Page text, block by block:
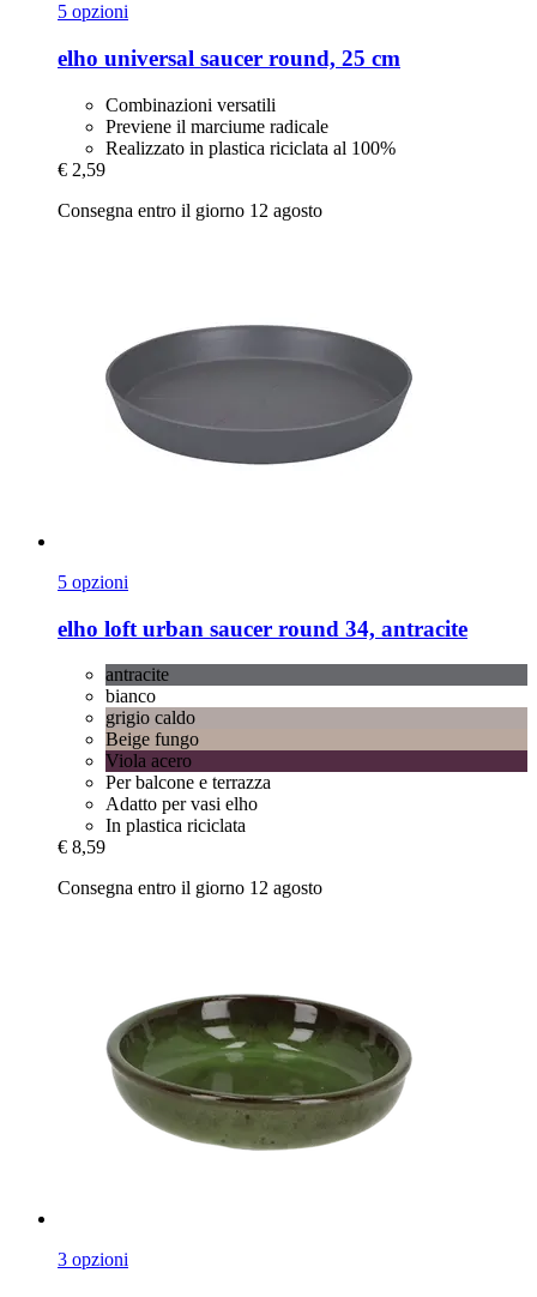
5 opzioni
elho universal saucer round, 25 cm
Combinazioni versatili
Previene il marciume radicale
Realizzato in plastica riciclata al 100%
€ 2,59
Consegna entro il giorno 12 agosto
5 opzioni
elho loft urban saucer round 34, antracite
antracite
bianco
grigio caldo
Beige fungo
Viola acero
Per balcone e terrazza
Adatto per vasi elho
In plastica riciclata
€ 8,59
Consegna entro il giorno 12 agosto
3 opzioni